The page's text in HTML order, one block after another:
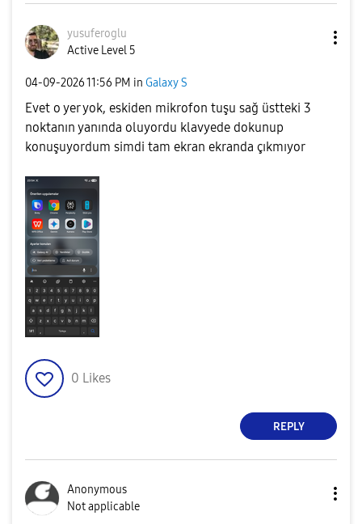
yusuferoglu
Active Level 5
‎04-09-202611:56 PM in Galaxy S
Evet o yer yok, eskiden mikrofon tuşu sağ üstteki 3
noktanın yanında oluyordu klavyede dokunup
konuşuyordum simdi tam ekran ekranda çıkmıyor
0 Likes
REPLY
Anonymous
Not applicable